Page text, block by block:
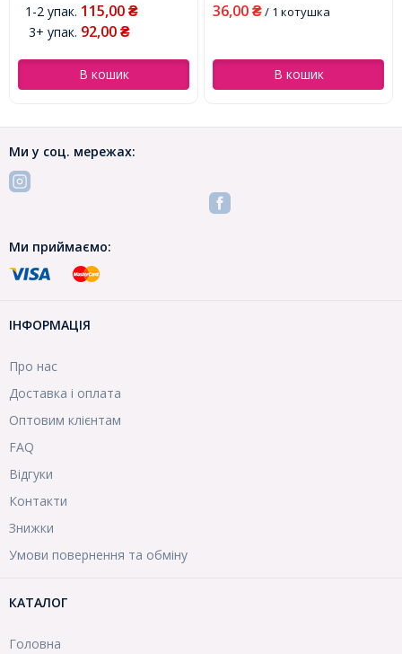
(УТ100006213)
1-2 упак. 115,00 ₴
3+ упак. 92,00 ₴
В кошик
36,00 ₴/ 1 котушка
В кошик
Ми у соц. мережах:
Ми приймаємо:
ІНФОРМАЦІЯ
Про нас
Доставка і оплата
Оптовим клієнтам
FAQ
Відгуки
Контакти
Знижки
Умови повернення та обміну
КАТАЛОГ
Головна